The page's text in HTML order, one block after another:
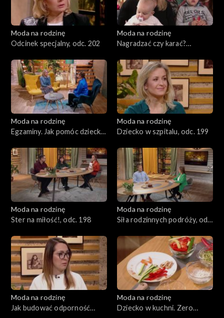
Moda na rodzinę
Odcinek specjalny, odc. 202
Moda na rodzinę
Nagradzać czy karać?
Moda na rodzinę
Egzaminy. Jak pomóc dziecku
Moda na rodzinę
Dziecko w szpitalu, odc. 199
Moda na rodzinę
Ster na miłość!, odc. 198
Moda na rodzinę
Siła rodzinnych podróży, odc.
Moda na rodzinę
Jak budować odporność
Moda na rodzinę
Dziecko w kuchni. Zero